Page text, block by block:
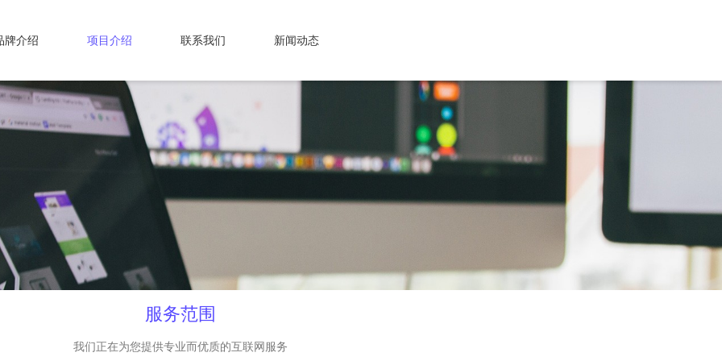
牌介绍 项目介绍 联系我们 新闻动态
服务范围
我们正在为您提供专业而优质的互联网服务